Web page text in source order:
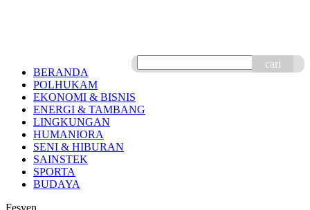
cari
BERANDA
POLHUKAM
EKONOMI & BISNIS
ENERGI & TAMBANG
LINGKUNGAN
HUMANIORA
SENI & HIBURAN
SAINSTEK
SPORTA
BUDAYA
Fesyen